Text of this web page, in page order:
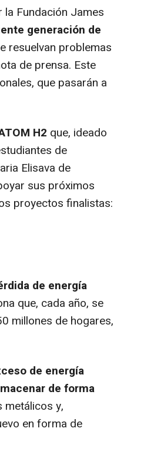
Fundación James
generación de
resuelvan problemas
de prensa. Este
que pasarán a
H2 que, ideado
de
Elisava de
sus próximos
proyectos finalistas:
de energía
que, cada año, se
millones de hogares,
de energía
de forma
metálicos y,
en forma de